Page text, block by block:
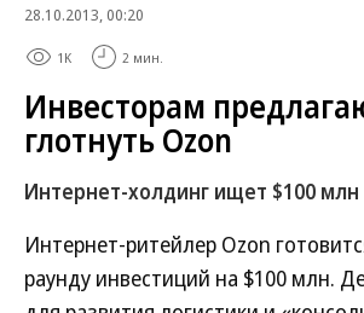
28.10.2013, 00:20
1K 2 мин.
Инвесторам
глотнуть Ozon
Интернет-холдинг ищет $100 млн
Интернет-ритейлер Ozon
раунду инвестиций на $100 млн.